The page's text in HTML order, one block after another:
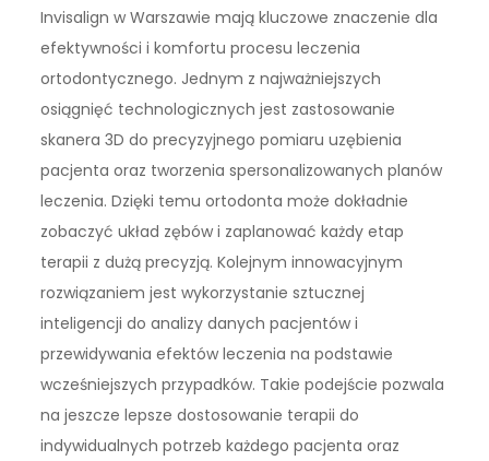
Invisalign w Warszawie mają kluczowe znaczenie dla
efektywności i komfortu procesu leczenia
ortodontycznego. Jednym z najważniejszych
osiągnięć technologicznych jest zastosowanie
skanera 3D do precyzyjnego pomiaru uzębienia
pacjenta oraz tworzenia spersonalizowanych planów
leczenia. Dzięki temu ortodonta może dokładnie
zobaczyć układ zębów i zaplanować każdy etap
terapii z dużą precyzją. Kolejnym innowacyjnym
rozwiązaniem jest wykorzystanie sztucznej
inteligencji do analizy danych pacjentów i
przewidywania efektów leczenia na podstawie
wcześniejszych przypadków. Takie podejście pozwala
na jeszcze lepsze dostosowanie terapii do
indywidualnych potrzeb każdego pacjenta oraz